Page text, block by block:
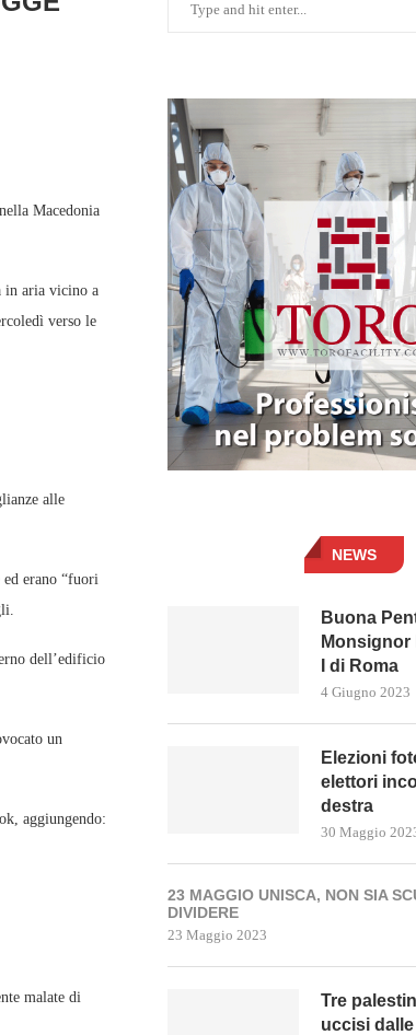
Macedonia
in aria vicino a
verso le
alle
erano “fuori
dell’edificio
un
aggiungendo:
malate di
NEWS
Buona
Monsignor
I di Roma
4 Giugno 2023
Elezioni
elettori
destra
30 Maggio
23 MAGGIO UNISCA, NON SIA
DIVIDERE
23 Maggio 2023
Tre
uccisi